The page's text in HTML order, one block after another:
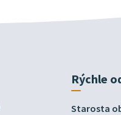
Rýchle
Starosta